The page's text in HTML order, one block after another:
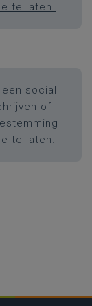
te laten.
social
of
te laten.